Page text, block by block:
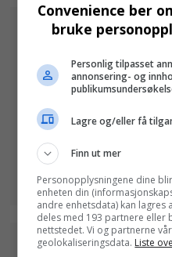
Convenience ber
bruke
Personlig tilpasset
annonsering- og
Lagre og/eller få
Finn ut mer
Personopplysningene dine
enheten din
andre enhetsdata) kan lagres
deles med 193 partnere eller
nettstedet. Vi og partnerne
geolokaliseringsdata. Liste